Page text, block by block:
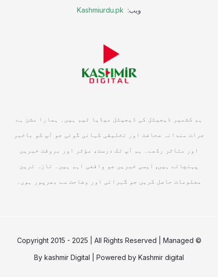
ویب: Kashmiurdu.pk
ہم کشمیر ڈیجیٹل کی ڈیجیٹل میڈیا ٹیم ہیں۔ ہمارا مشن ہے
جرات مندانہ صحافت اور تخلیقی کہانی گوئی جو آپ کو باخبر
اور متاثر رکھے۔ ہم آپ تک درست، مؤثر اور بروقت خبریں
پہنچاتے ہیں, ایسی خبریں جو واقعی اہم ہیں۔ تازہ ترین
معلومات حاصل کریں جو گہرائی اور وضاحت سے بھرپور ہوں۔
© Copyright 2015 - 2025 | All Rights Reserved | Managed
By kashmir Digital | Powered by Kashmir digital